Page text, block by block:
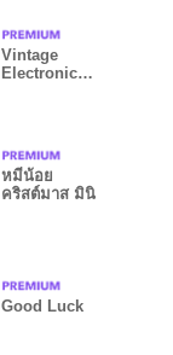
Vintage
Electronic
หมีน้อย
คริสต์มาส มินิ
Good Luck